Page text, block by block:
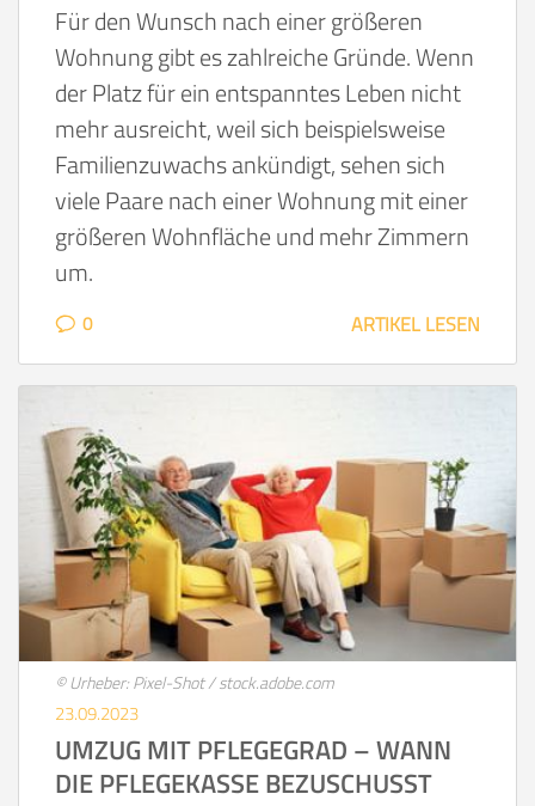
Für den Wunsch nach einer größeren
Wohnung gibt es zahlreiche Gründe. Wenn
der Platz für ein entspanntes Leben nicht
mehr ausreicht, weil sich beispielsweise
Familienzuwachs ankündigt, sehen sich
viele Paare nach einer Wohnung mit einer
größeren Wohnfläche und mehr Zimmern
um.
ARTIKEL LESEN
0
© Urheber: Pixel-Shot / stock.adobe.com
23.09.2023
UMZUG MIT PFLEGEGRAD – WANN
DIE PFLEGEKASSE BEZUSCHUSST